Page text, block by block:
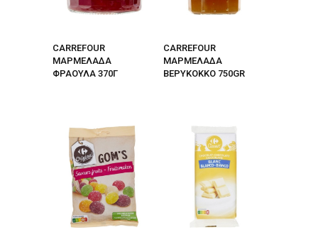
CARREFOUR
ΜΑΡΜΕΛΑΔΑ
ΦΡΑΟΥΛΑ 370Γ
CARREFOUR
ΜΑΡΜΕΛΑΔΑ
ΒΕΡΥΚΟΚΚΟ 750GR